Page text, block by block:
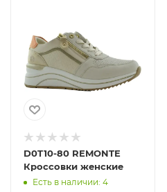
D0T10-80 REMONTE
Кроссовки женские
Есть в наличии: 4